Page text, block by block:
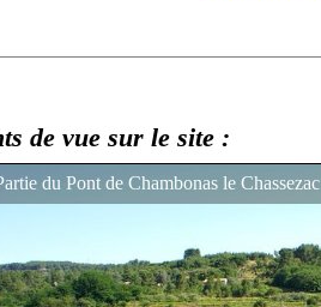
de vue sur le site :
du Pont de Chambonas le Chassezac